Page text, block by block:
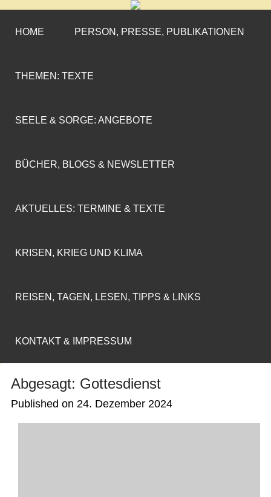
CORNELIA COENEN-
MARX
»ENGAGEMENT MIT PROFIL«
HOME PERSON, PRESSE, PUBLIKATIONEN
THEMEN: TEXTE
SEELE & SORGE: ANGEBOTE
BÜCHER, BLOGS & NEWSLETTER
AKTUELLES: TERMINE & TEXTE
KRISEN, KRIEG UND KLIMA
REISEN, TAGEN, LESEN, TIPPS & LINKS
KONTAKT & IMPRESSUM
Abgesagt: Gottesdienst
Published on 24. Dezember 2024